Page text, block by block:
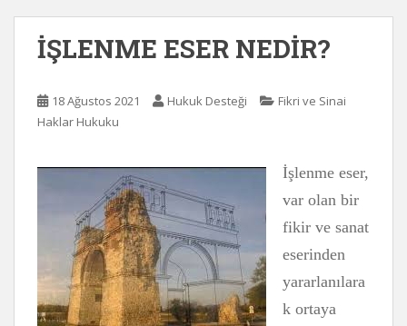
İŞLENME ESER NEDİR?
18 Ağustos 2021 Hukuk Desteği
Fikri ve Sinai
Haklar Hukuku
İşlenme eser,
var olan bir
fikir ve sanat
eserinden
yararlanılara
k ortaya